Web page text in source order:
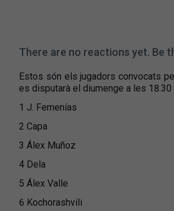
There are no reactions yet. Be
Estos són els jugadors convocats
es disputarà el diumenge a les
1 J. Femenías
2 Capa
3 Álex Muñoz
4 Dela
5 Álex Valle
6 Kochorashvili